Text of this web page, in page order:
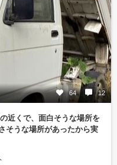
64 12
くで、面白そうな場所を
そうな場所があったから実